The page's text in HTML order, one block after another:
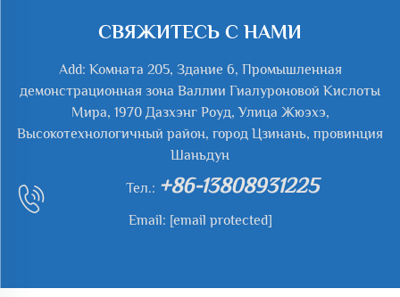
СВЯЖИТЕСЬ С НАМИ
Add: Комната 205, Здание 6, Промышленная
демонстрационная зона Валлии Гиалуроновой Кислоты
Мира, 1970 Дазхэнг Роуд, Улица Жюэхэ,
Высокотехнологичный район, город Цзинань, провинция
Шаньдун
Тел.: +86-13808931225
Email: [email protected]